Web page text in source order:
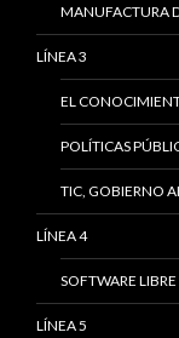
MANUFACTURA
LÍNEA 3
EL
POLÍTICAS
TIC, GOBIERNO
LÍNEA 4
SOFTWARE LIBRE
LÍNEA 5